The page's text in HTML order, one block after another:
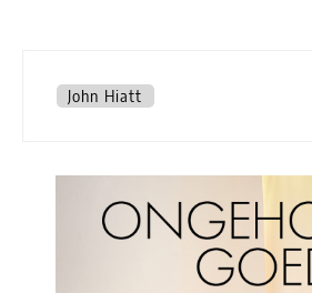
John Hiatt